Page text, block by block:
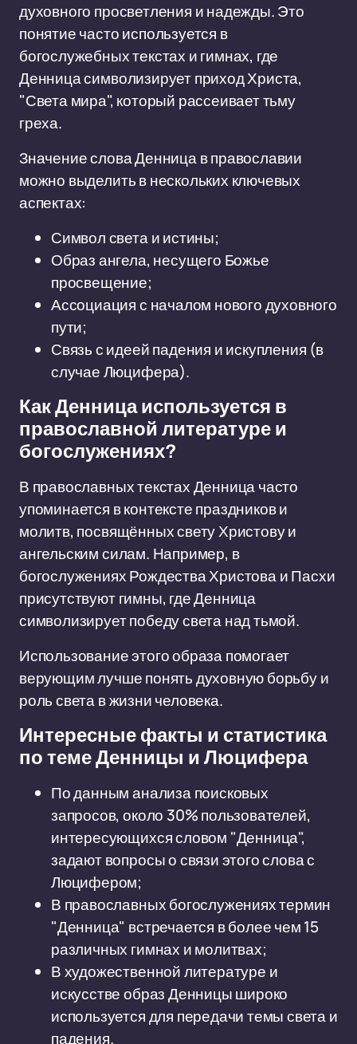
духовного просветления и надежды. Это
понятие часто используется в
богослужебных текстах и гимнах, где
Денница символизирует приход Христа,
"Света мира", который рассеивает тьму
греха.
Значение слова Денница в православии
можно выделить в нескольких ключевых
аспектах:
Символ света и истины;
Образ ангела, несущего Божье
просвещение;
Ассоциация с началом нового духовного
пути;
Связь с идеей падения и искупления (в
случае Люцифера).
Как Денница используется в
православной литературе и
богослужениях?
В православных текстах Денница часто
упоминается в контексте праздников и
молитв, посвящённых свету Христову и
ангельским силам. Например, в
богослужениях Рождества Христова и Пасхи
присутствуют гимны, где Денница
символизирует победу света над тьмой.
Использование этого образа помогает
верующим лучше понять духовную борьбу и
роль света в жизни человека.
Интересные факты и статистика
по теме Денницы и Люцифера
По данным анализа поисковых
запросов, около 30% пользователей,
интересующихся словом "Денница",
задают вопросы о связи этого слова с
Люцифером;
В православных богослужениях термин
"Денница" встречается в более чем 15
различных гимнах и молитвах;
В художественной литературе и
искусстве образ Денницы широко
используется для передачи темы света и
падения.